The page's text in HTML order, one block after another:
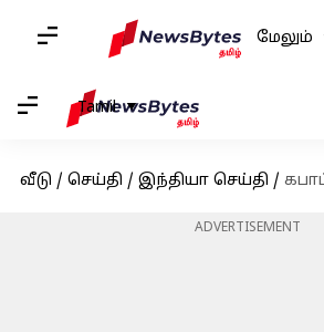
மேலும்
Tamil
வீடு / செய்தி / இந்தியா செய்தி / கபாப் உணவு
ADVERTISEMENT